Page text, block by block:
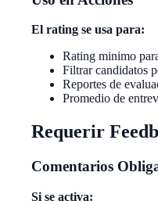
El rating se usa para:
Rating minimo
Filtrar candidatos
Reportes de
Promedio de
Requerir
Comentarios
Si se activa: